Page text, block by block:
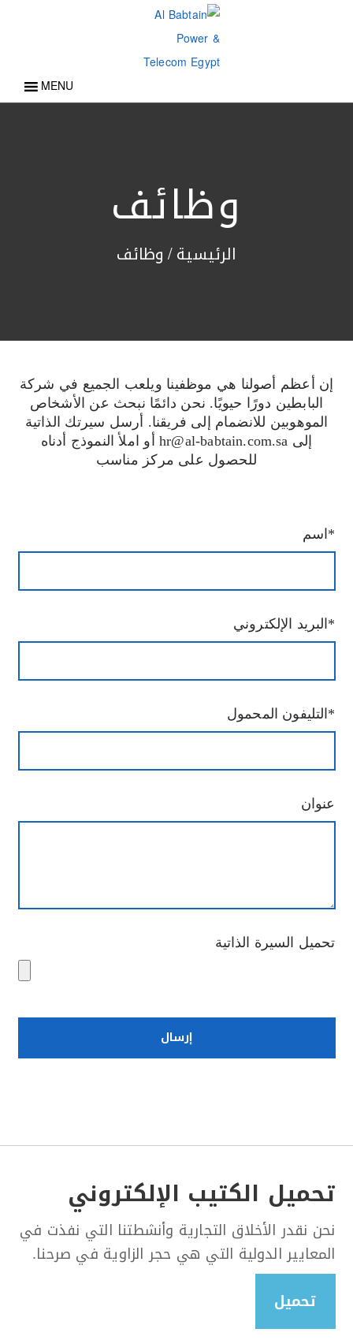
MENU
وظائف
الرئيسية/وظائف
إن أعظم أصولنا هي موظفينا ويلعب الجميع في شركة
البابطين دورًا حيويًا. نحن دائمًا نبحث عن الأشخاص
الموهوبين للانضمام إلى فريقنا. أرسل سيرتك الذاتية
إلى hr@al-babtain.com.sa أو املأ النموذج أدناه
للحصول على مركز مناسب
اسم*
البريد الإلكتروني*
التليفون المحمول*
عنوان
تحميل السيرة الذاتية
تحميل الكتيب الإلكتروني
نحن نقدر الأخلاق التجارية وأنشطتنا التي نفذت في
المعايير الدولية التي هي حجر الزاوية في صرحنا.
تحميل